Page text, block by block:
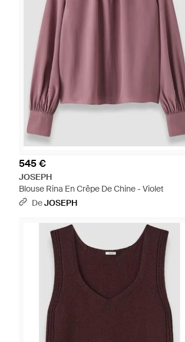
545 €
JOSEPH
Blouse Rina En Crêpe De Chine - Violet
DeJOSEPH